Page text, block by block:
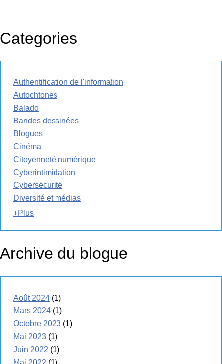
Categories
Authentification de l'information
Autochtones
Balado
Bandes dessinées
Blogues
Cinéma
Citoyenneté numérique
Cyberintimidation
Cybersécurité
Diversité et médias
+Plus
Archive du blogue
Août 2024 (1)
Mars 2024 (1)
Octobre 2023 (1)
Mai 2023 (1)
Juin 2022 (1)
Mai 2022 (1)